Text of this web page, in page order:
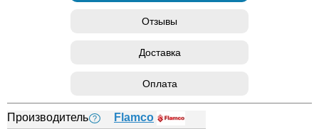
Отзывы
Доставка
Оплата
Производитель ?
Flamco